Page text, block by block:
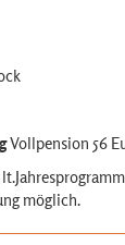
Vollpension 56
möglich.